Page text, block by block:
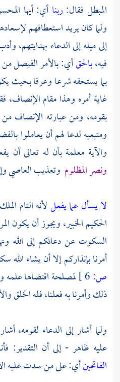
المبطل فقال:ربنا أي: أيها
ولما كان يريد استعطافهم
إلى ميله إلى الدعاء بهدايتهم،
فيه،بالحقأي: بالأمر الفيصل
بما يستحقه شرعا وعرفا بحيث
غاية أمره وهذا مقام الإنصاف،
بقومه، ومن عبارته الإنصاف
ومتبعيه لدعا لهم أن يعاملوا
والآية معلمة بأن له تعالى أن
ونصر المظلوم وتعذيب العاصي
لا يسأل عما يفعللأنه التام
الحكيم الخبير، ويجوز أن يكون
السكوت عن دعائكم إلى الله
أمرنا بإنذاركم إلا أن يشاء الله
ص:
لمصلحة اقتضاها علمه
ذلك وأمرنا به فعلنا، فله الخلق
ولما أشار إلى الدعاء لقومه،
عليه ظاهر - إلى أن التقدير:
الفاتحينأي: على من سدت عليه